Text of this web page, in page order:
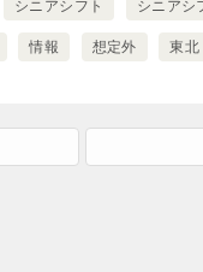
シニアシフト シニアシ
情報 想定外 東北